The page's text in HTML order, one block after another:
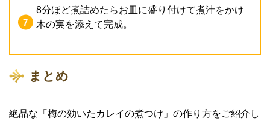
8分ほど煮詰めたらお皿に盛り付けて煮汁をかけ
木の実を添えて完成。
まとめ
絶品な「梅の効いたカレイの煮つけ」の作り方をご紹介し